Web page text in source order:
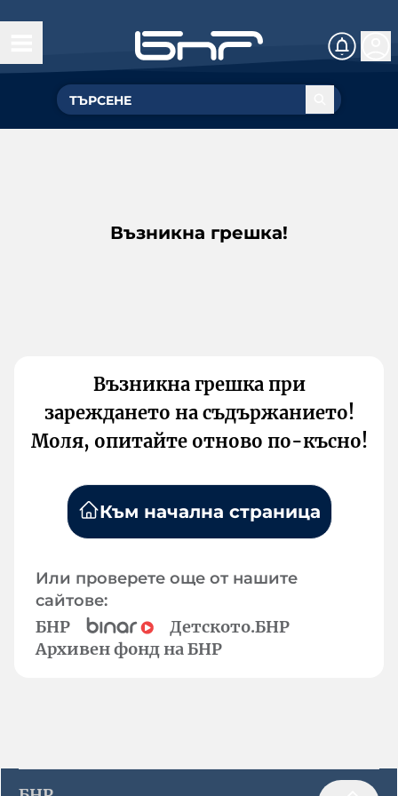
Възникна грешка!
Възникна грешка при
зареждането на съдържанието!
Моля, опитайте отново по-късно!
Към начална страница
Или проверете още от нашите
сайтове:
БНР
Детското.БНР
Архивен фонд на БНР